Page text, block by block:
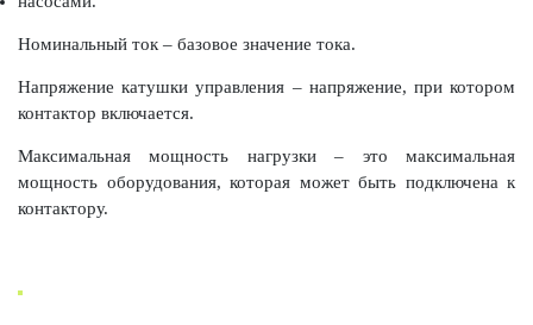
Номинальный ток – базовое значение тока.
Напряжение катушки управления – напряжение, при котором
контактор включается.
Максимальная мощность нагрузки – это максимальная
мощность оборудования, которая может быть подключена к
контактору.